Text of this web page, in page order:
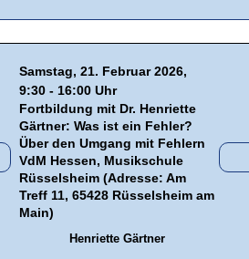
Samstag, 21. Februar 2026,
9:30 - 16:00 Uhr
Fortbildung mit Dr. Henriette
Gärtner: Was ist ein Fehler?
Über den Umgang mit Fehlern
VdM Hessen, Musikschule
Rüsselsheim (Adresse: Am
Treff 11, 65428 Rüsselsheim am
Main)
Henriette Gärtner